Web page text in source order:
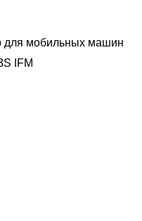
для мобильных машин
IFM